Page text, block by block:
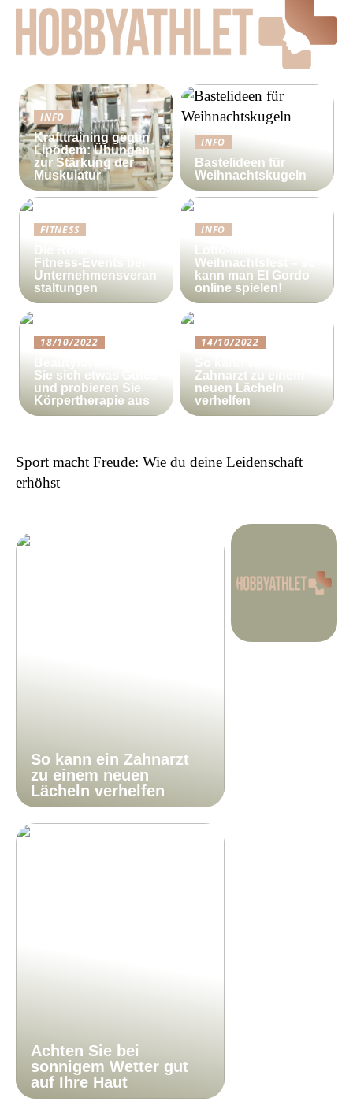
INFO
Krafttraining gegen
Lipödem: Übungen
zur Stärkung der
Muskulatur
INFO
Bastelideen für
Weihnachtskugeln
FITNESS
Fitness-Events bei
Unternehmensveran
staltungen
INFO
Weihnachtsfest – so
kann man El Gordo
online spielen!
18/10/2022
Sie sich etwas Gutes
und probieren Sie
Körpertherapie aus
14/10/2022
Zahnarzt zu einem
neuen Lächeln
verhelfen
Sport macht Freude: Wie du deine Leidenschaft
erhöhst
So kann ein Zahnarzt
zu einem neuen
Lächeln verhelfen
Achten Sie bei
sonnigem Wetter gut
auf Ihre Haut